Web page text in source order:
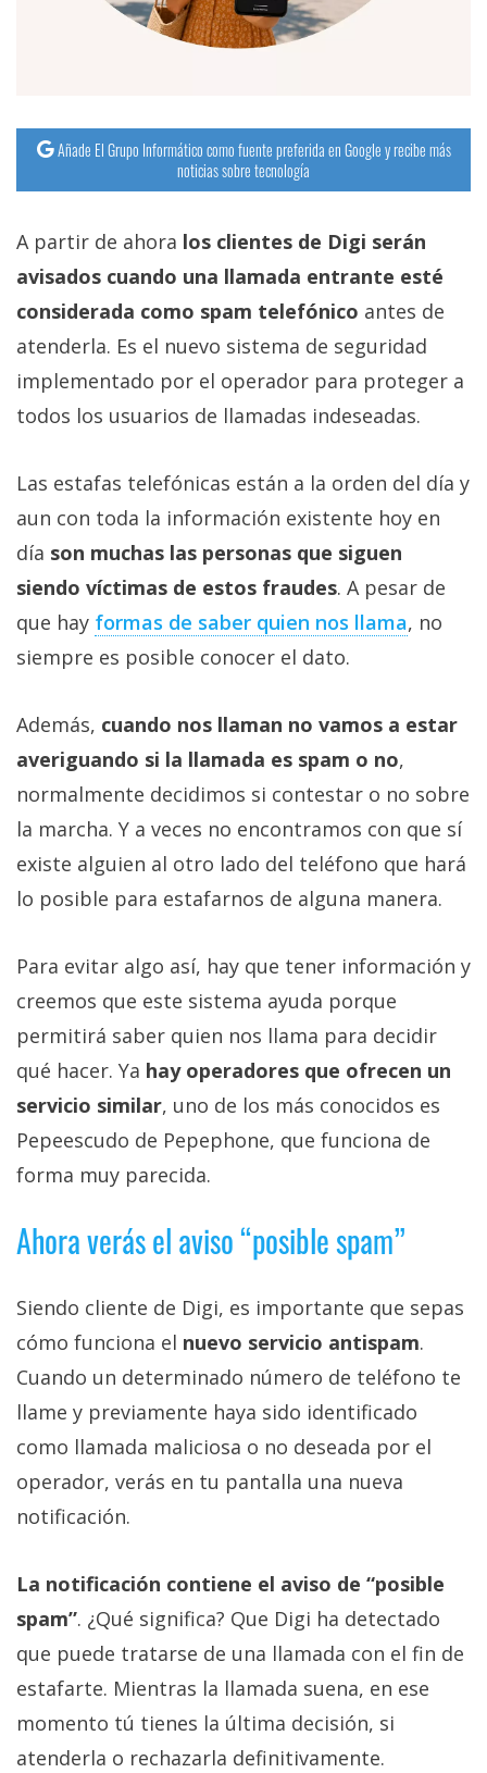
Añade El Grupo Informático como fuente preferida en Google y recibe más
noticias sobre tecnología
A partir de ahora los clientes de Digi serán
avisados cuando una llamada entrante esté
considerada como spam telefónico antes de
atenderla. Es el nuevo sistema de seguridad
implementado por el operador para proteger a
todos los usuarios de llamadas indeseadas.
Las estafas telefónicas están a la orden del día y
aun con toda la información existente hoy en
día son muchas las personas que siguen
siendo víctimas de estos fraudes. A pesar de
que hay formas de saber quien nos llama, no
siempre es posible conocer el dato.
Además, cuando nos llaman no vamos a estar
averiguando si la llamada es spam o no,
normalmente decidimos si contestar o no sobre
la marcha. Y a veces no encontramos con que sí
existe alguien al otro lado del teléfono que hará
lo posible para estafarnos de alguna manera.
Para evitar algo así, hay que tener información y
creemos que este sistema ayuda porque
permitirá saber quien nos llama para decidir
qué hacer. Ya hay operadores que ofrecen un
servicio similar, uno de los más conocidos es
Pepeescudo de Pepephone, que funciona de
forma muy parecida.
Ahora verás el aviso “posible spam”
Siendo cliente de Digi, es importante que sepas
cómo funciona el nuevo servicio antispam.
Cuando un determinado número de teléfono te
llame y previamente haya sido identificado
como llamada maliciosa o no deseada por el
operador, verás en tu pantalla una nueva
notificación.
La notificación contiene el aviso de “posible
spam”. ¿Qué significa? Que Digi ha detectado
que puede tratarse de una llamada con el fin de
estafarte. Mientras la llamada suena, en ese
momento tú tienes la última decisión, si
atenderla o rechazarla definitivamente.